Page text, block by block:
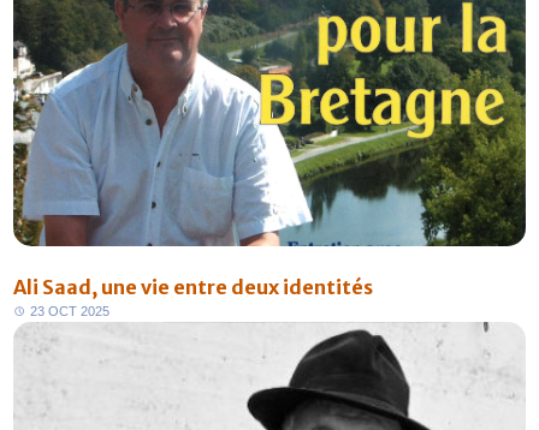
Ali Saad, une vie entre deux identités
23 OCT 2025